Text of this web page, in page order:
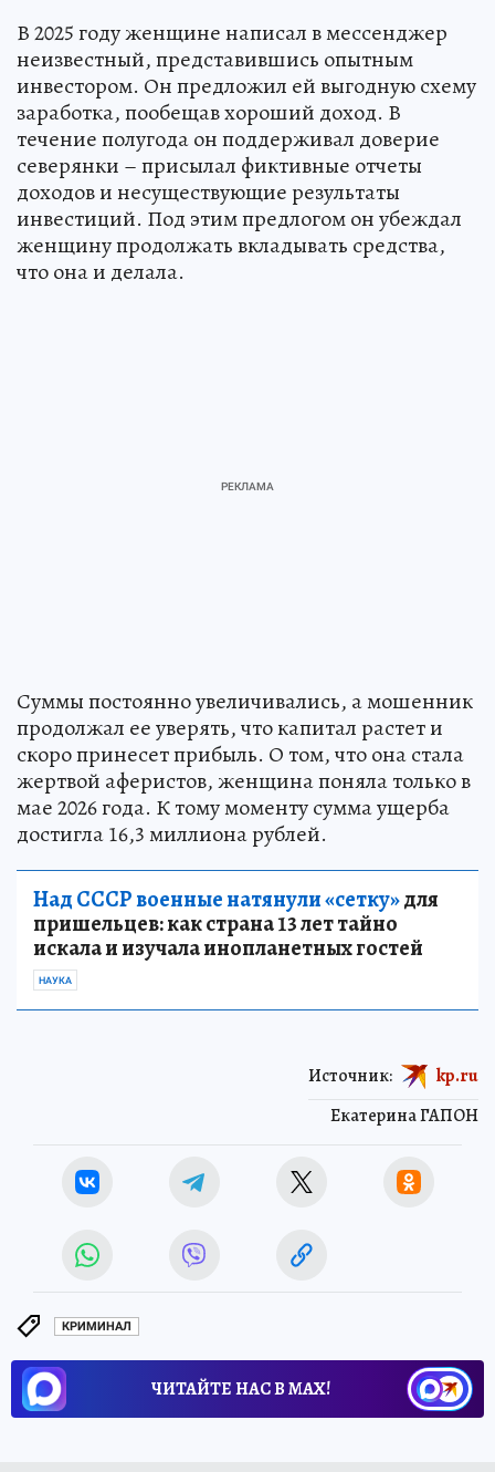
В 2025 году женщине написал в мессенджер
неизвестный, представившись опытным
инвестором. Он предложил ей выгодную схему
заработка, пообещав хороший доход. В
течение полугода он поддерживал доверие
северянки – присылал фиктивные отчеты
доходов и несуществующие результаты
инвестиций. Под этим предлогом он убеждал
женщину продолжать вкладывать средства,
что она и делала.
Суммы постоянно увеличивались, а мошенник
продолжал ее уверять, что капитал растет и
скоро принесет прибыль. О том, что она стала
жертвой аферистов, женщина поняла только в
мае 2026 года. К тому моменту сумма ущерба
достигла 16,3 миллиона рублей.
Над СССР военные натянули «сетку»для
пришельцев: как страна 13 лет тайно
искала и изучала инопланетных гостей
НАУКА
Екатерина ГАПОН
Источник: kp.ru
КРИМИНАЛ
ЧИТАЙТЕ НАС В МАХ!